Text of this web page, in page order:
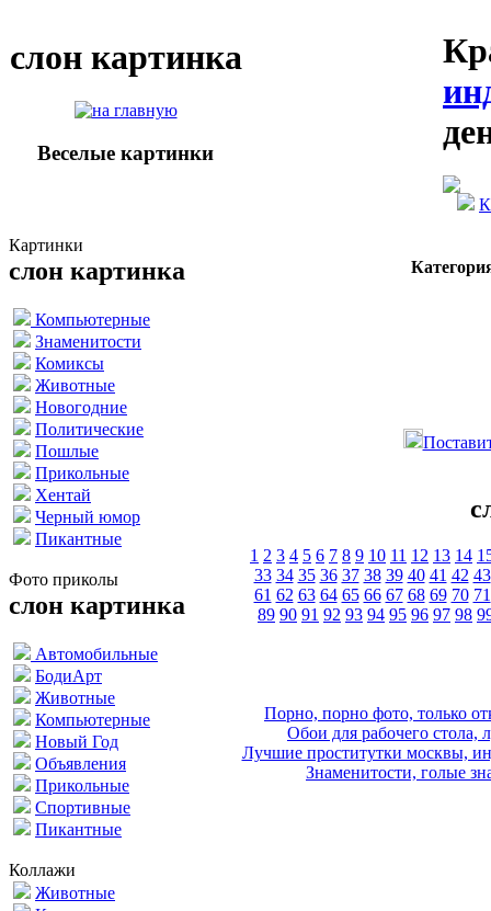
слон картинка
Веселые картинки
Картинки
слон картинка
Компьютерные
Знаменитости
Комиксы
Животные
Новогодние
Политические
Пошлые
Прикольные
Хентай
Черный юмор
Пикантные
Фото приколы
слон картинка
Автомобильные
БодиАрт
Животные
Компьютерные
Новый Год
Объявления
Прикольные
Спортивные
Пикантные
Коллажи
Животные
1 2 3 4 5 6 7 8 9 10 11 12 13 14
33 34 35 36 37 38 39 40 41 42 43
61 62 63 64 65 66 67 68 69 70 71
89 90 91 92 93 94 95 96 97 98
Порно, порно фото, только
Обои для рабочего стола,
Лучшие проститутки москвы,
Знаменитости, голые